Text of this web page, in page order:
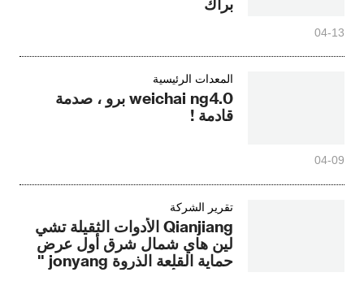
براك
04-13
المعدات الرئيسية
weichai ng4.0 برو ، صدمة
قادمة !
04-09
تقرير الشركة
Qianjiang الأدوات الثقيلة تشي
لين هاي شمال شرق أول عرض
حماية القلعة الذروة jonyang "